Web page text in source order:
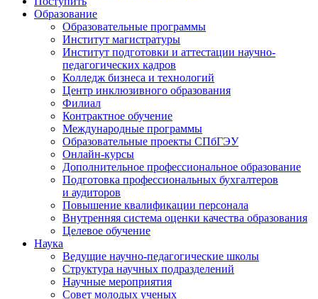
Образование
Образовательные программы
Институт магистратуры
Институт подготовки и аттестации научно-
педагогических кадров
Колледж бизнеса и технологий
Центр инклюзивного образования
Филиал
Контрактное обучение
Международные программы
Образовательные проекты СПбГЭУ
Онлайн-курсы
Дополнительное профессиональное образование
Подготовка профессиональных бухгалтеров
и аудиторов
Повышение квалификации персонала
Внутренняя система оценки качества образования
Целевое обучение
Наука
Ведущие научно-педагогические школы
Структура научных подразделений
Научные мероприятия
Совет молодых ученых